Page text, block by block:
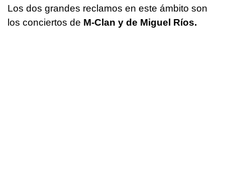
Los dos grandes reclamos en este ámbito son
los conciertos de M-Clan y de Miguel Ríos.